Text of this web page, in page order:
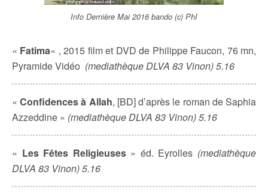
Info Dernière Mai 2016 bando (c) PhI
« Fatima« , 2015 film et DVD de Philippe Faucon, 76 mn,
Pyramide Vidéo (mediathèque DLVA 83 Vinon) 5.16
«Confidences à Allah, [BD] d’après le roman de Saphia
Azzeddine » (mediathèque DLVA 83 Vinon) 5.16
« Les Fêtes Religieuses» éd. Eyrolles (mediathèque
DLVA 83 Vinon) 5.16